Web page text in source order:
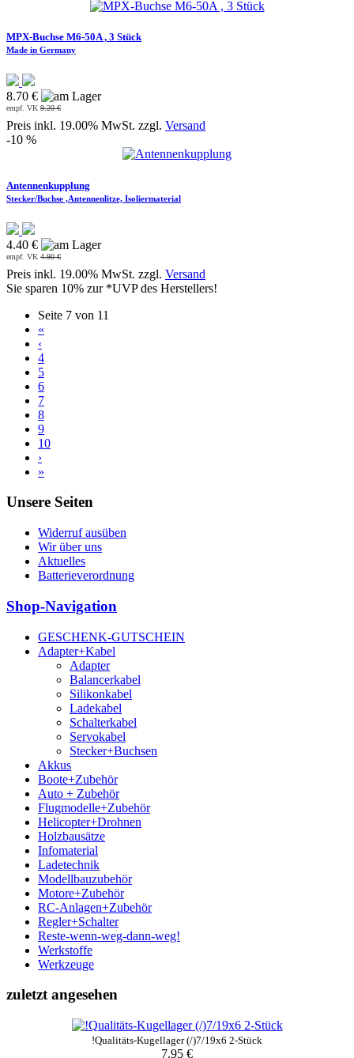
MPX-Buchse M6-50A , 3 Stück
Made in Germany
8.70 €
empf. VK 9.20 €
Preis inkl. 19.00% MwSt. zzgl. Versand
-10 %
Antennenkupplung
Stecker/Buchse ,Antennenlitze, Isoliermaterial
4.40 €
empf. VK 4.90 €
Preis inkl. 19.00% MwSt. zzgl. Versand
Sie sparen 10% zur *UVP des Herstellers!
Seite 7 von 11
«
‹
4
5
6
7
8
9
10
›
»
Unsere Seiten
Widerruf ausüben
Wir über uns
Aktuelles
Batterieverordnung
Shop-Navigation
GESCHENK-GUTSCHEIN
Adapter+Kabel
Adapter
Balancerkabel
Silikonkabel
Ladekabel
Schalterkabel
Servokabel
Stecker+Buchsen
Akkus
Boote+Zubehör
Auto + Zubehör
Flugmodelle+Zubehör
Helicopter+Drohnen
Holzbausätze
Infomaterial
Ladetechnik
Modellbauzubehör
Motore+Zubehör
RC-Anlagen+Zubehör
Regler+Schalter
Reste-wenn-weg-dann-weg!
Werkstoffe
Werkzeuge
zuletzt angesehen
!Qualitäts-Kugellager (/)7/19x6 2-Stück
7.95 €